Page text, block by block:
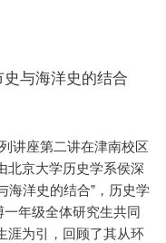
与海洋史的结合
讲座第二讲在津南校区
北京大学历史学系侯深
海洋史的结合”，历史学
年级全体研究生共同
涯为引，回顾了其从环